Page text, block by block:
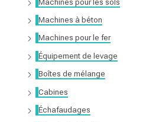
Machines à béton
Machines pour le fer
Équipement de levage
Boîtes de mélange
Cabines
Échafaudages